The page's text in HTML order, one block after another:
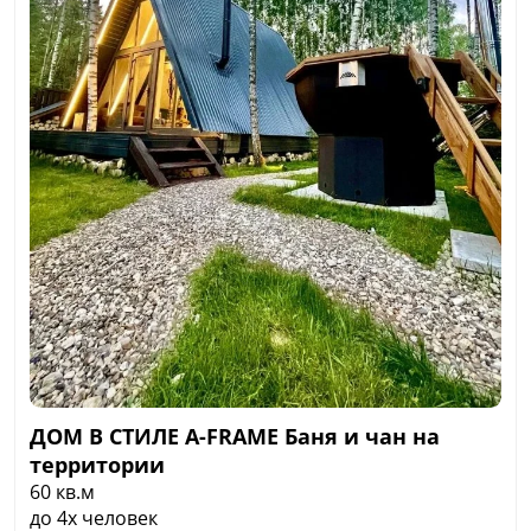
индукционная плита, чистое постельное белье,
отпариватель, тапочки;
- санузел с мыльными и банными
принадлежностями, фен, полотенца;
- посудомойка и стиральная машина;
- музыкальная колонка (Алиса), подключены
сервисы Кинопоиск, Youtube Premium,
Яндекс.Музыка.
- дрова на участке колотые и уже входят в
стоимость проживания
Стоимость: от 12 000 ₽ в сутки
ДОМ В СТИЛЕ A-FRAME Баня и чан на
территории
60 кв.м
до 4х человек